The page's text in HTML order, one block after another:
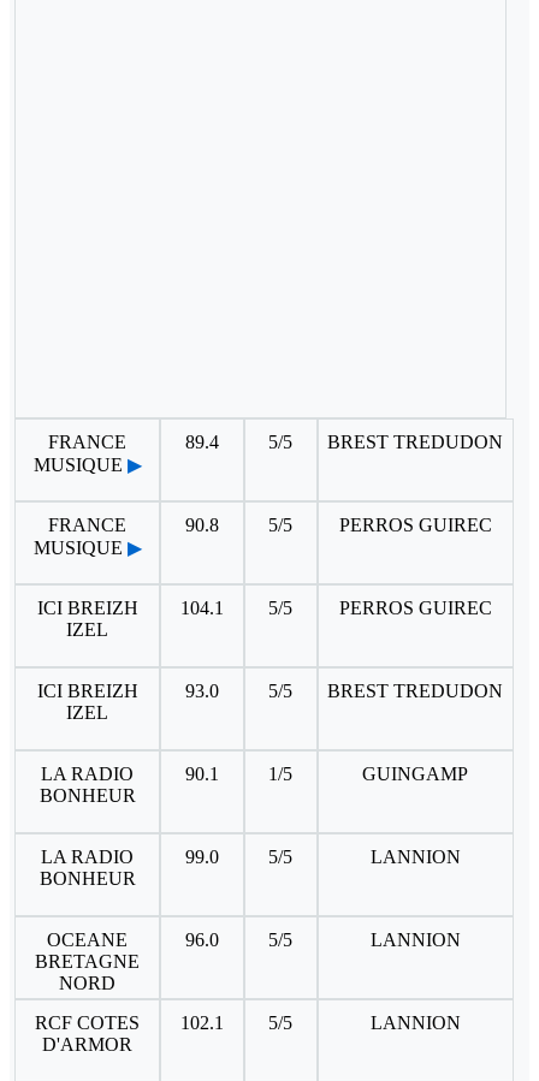
FRANCE
MUSIQUE ▶
89.4 5/5 BREST TREDUDON
FRANCE
MUSIQUE ▶
90.8 5/5 PERROS GUIREC
ICI BREIZH
IZEL
104.1 5/5 PERROS GUIREC
ICI BREIZH
IZEL
93.0 5/5 BREST TREDUDON
LA RADIO
BONHEUR
90.1 1/5 GUINGAMP
LA RADIO
BONHEUR
99.0 5/5 LANNION
OCEANE
BRETAGNE
NORD
96.0 5/5 LANNION
RCF COTES
D'ARMOR
102.1 5/5 LANNION